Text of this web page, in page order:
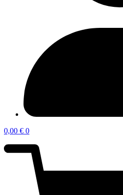
0,00 € 0